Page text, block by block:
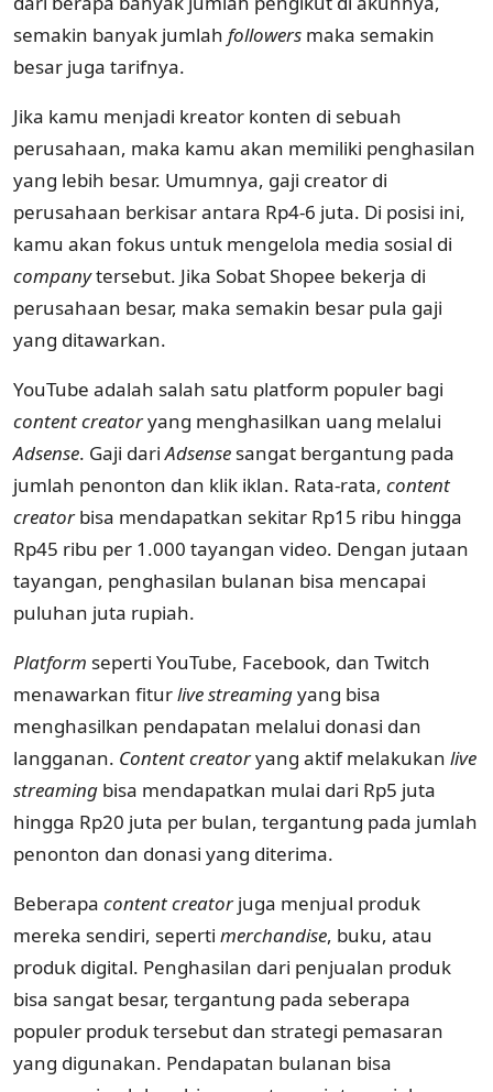
semakin banyak jumlah followers maka semakin
besar juga tarifnya.
Jika kamu menjadi kreator konten di sebuah
perusahaan, maka kamu akan memiliki penghasilan
yang lebih besar. Umumnya, gaji creator di
perusahaan berkisar antara Rp4-6 juta. Di posisi ini,
kamu akan fokus untuk mengelola media sosial di
companytersebut. Jika Sobat Shopee bekerja di
perusahaan besar, maka semakin besar pula gaji
yang ditawarkan.
YouTube adalah salah satu platform populer bagi
content creatoryang menghasilkan uang melalui
Adsense. Gaji dariAdsense sangat bergantung pada
jumlah penonton dan klik iklan. Rata-rata, content
creatorbisa mendapatkan sekitar Rp15 ribu hingga
Rp45 ribu per 1.000 tayangan video. Dengan jutaan
tayangan, penghasilan bulanan bisa mencapai
puluhan juta rupiah.
Platform seperti YouTube, Facebook, dan Twitch
menawarkan fiturlive streamingyang bisa
menghasilkan pendapatan melalui donasi dan
langganan. Content creatoryang aktif melakukan live
streaming bisa mendapatkan mulai dari Rp5 juta
hingga Rp20 juta per bulan, tergantung pada jumlah
penonton dan donasi yang diterima.
Beberapa content creatorjuga menjual produk
mereka sendiri, seperti merchandise, buku, atau
produk digital. Penghasilan dari penjualan produk
bisa sangat besar, tergantung pada seberapa
populer produk tersebut dan strategi pemasaran
yang digunakan. Pendapatan bulanan bisa